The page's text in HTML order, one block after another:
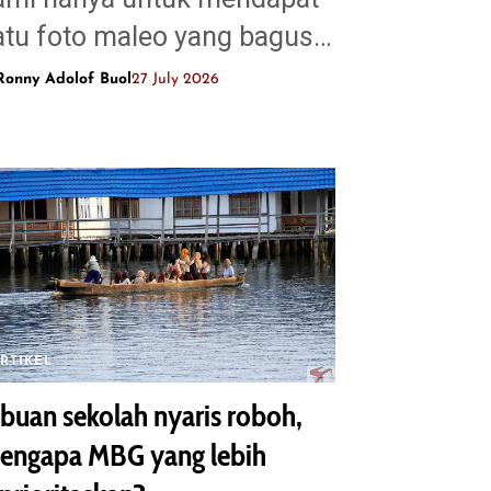
foto maleo yang bagus…
Adolof Buol27 July 2026
sekolah nyaris roboh,
MBG yang lebih